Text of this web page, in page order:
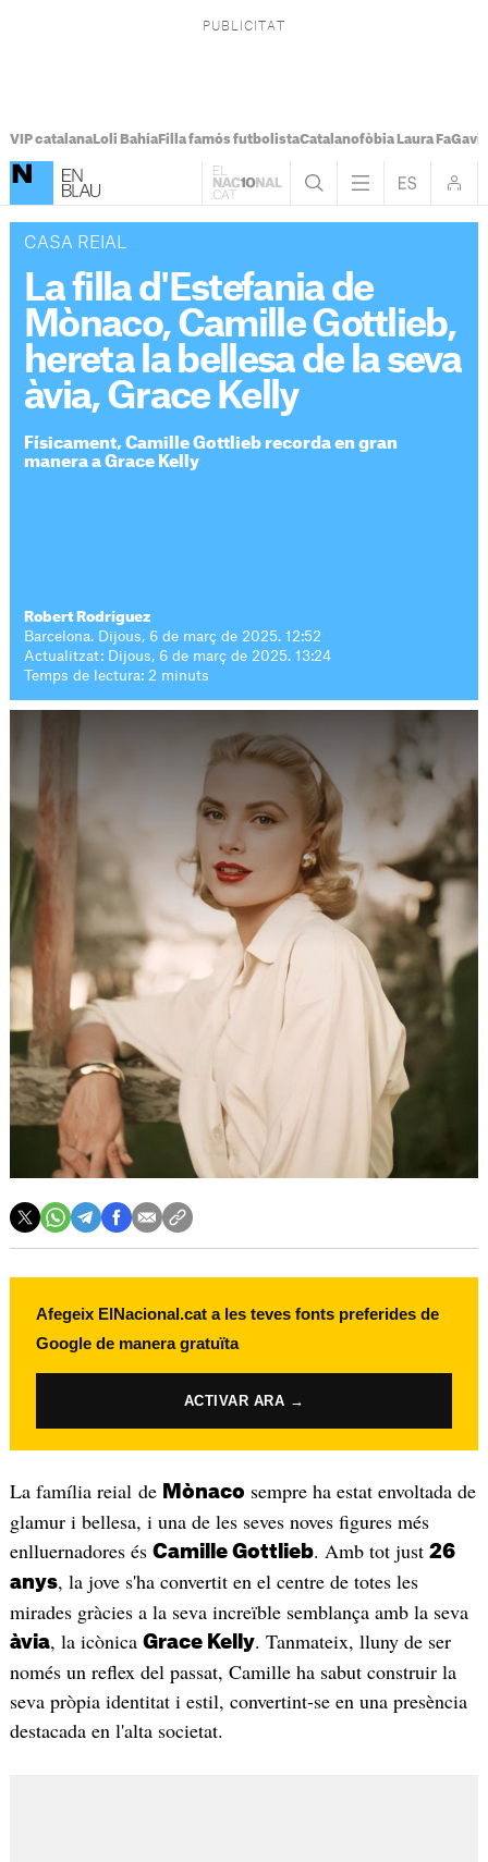
VIP catalanaLoli BahíaFilla famós futbolistaCatalanofòbia Laura FaGavi
CASA REIAL
La filla d'Estefania de
Mònaco, Camille Gottlieb,
hereta la bellesa de la seva
àvia, Grace Kelly
Físicament, Camille Gottlieb recorda en gran
manera a Grace Kelly
Robert Rodríguez
Barcelona. Dijous, 6 de març de 2025. 12:52
Actualitzat: Dijous, 6 de març de 2025. 13:24
Temps de lectura: 2 minuts
Afegeix ElNacional.cat a les teves fonts preferides de
Google de manera gratuïta
ACTIVAR ARA →
La família reial de Mònaco sempre ha estat envoltada de
glamur i bellesa, i una de les seves noves figures més
enlluernadores és Camille Gottlieb. Amb tot just 26
anys, la jove s'ha convertit en el centre de totes les
mirades gràcies a la seva increïble semblança amb la seva
àvia, la icònica Grace Kelly. Tanmateix, lluny de ser
només un reflex del passat, Camille ha sabut construir la
seva pròpia identitat i estil, convertint-se en una presència
destacada en l'alta societat.